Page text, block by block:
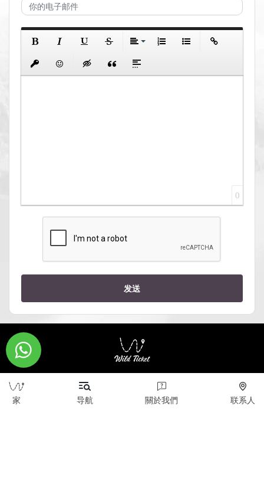
0
发送
版权所有 © 2026 WildTicket Asia - 保留所有权利
本网站上的所有材料均受版权保护（包括设计）。 未
家 导航 關於我們 联系人